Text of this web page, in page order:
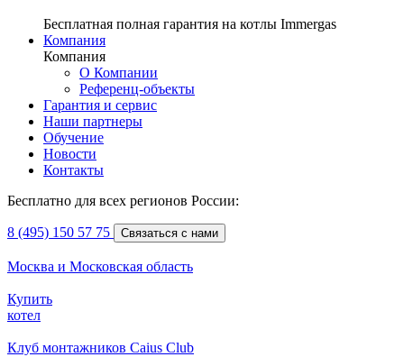
Бесплатная полная гарантия на котлы Immergas
Компания
Компания
О Компании
Референц-объекты
Гарантия и сервис
Наши партнеры
Обучение
Новости
Контакты
Бесплатно для всех регионов России:
8 (495) 150 57 75 Связаться с нами
Москва и Московская область
Купить
котел
Клуб монтажников Caius Club